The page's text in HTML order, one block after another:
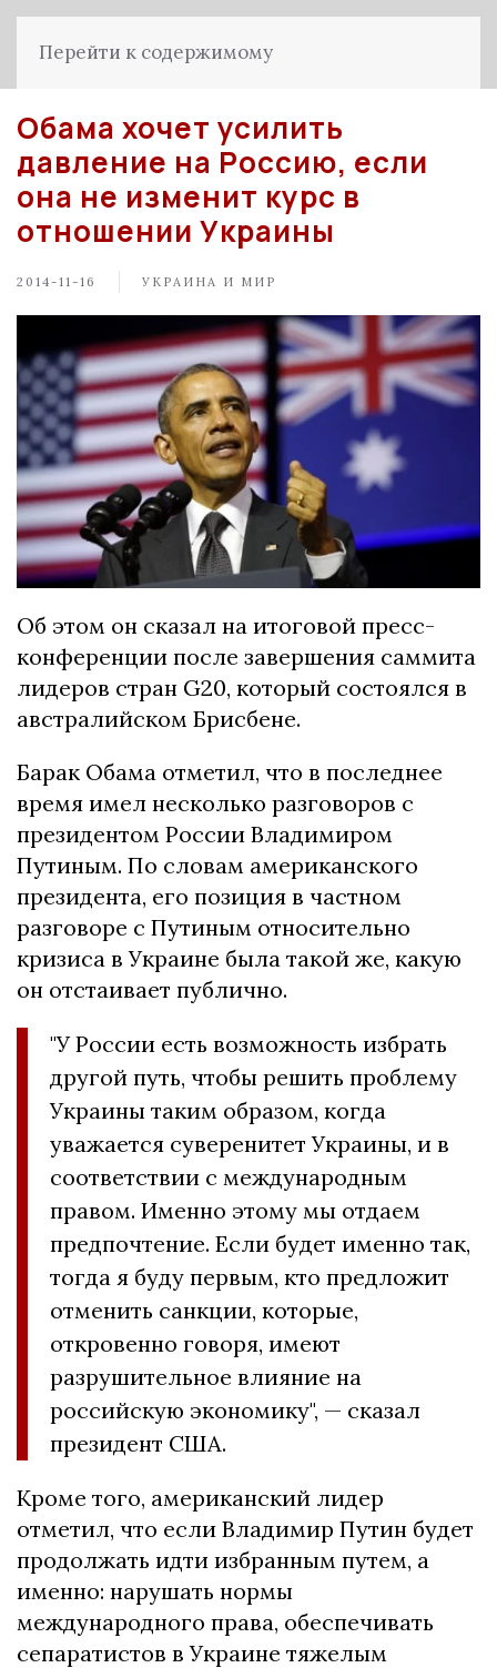
Перейти к содержимому
Обама хочет усилить
давление на Россию, если
она не изменит курс в
отношении Украины
2014-11-16 УКРАИНА И МИР
Об этом он сказал на итоговой пресс-
конференции после завершения саммита
лидеров стран G20, который состоялся в
австралийском Брисбене.
Барак Обама отметил, что в последнее
время имел несколько разговоров с
президентом России Владимиром
Путиным. По словам американского
президента, его позиция в частном
разговоре с Путиным относительно
кризиса в Украине была такой же, какую
он отстаивает публично.
"У России есть возможность избрать
другой путь, чтобы решить проблему
Украины таким образом, когда
уважается суверенитет Украины, и в
соответствии с международным
правом. Именно этому мы отдаем
предпочтение. Если будет именно так,
тогда я буду первым, кто предложит
отменить санкции, которые,
откровенно говоря, имеют
разрушительное влияние на
российскую экономику", — сказал
президент США.
Кроме того, американский лидер
отметил, что если Владимир Путин будет
продолжать идти избранным путем, а
именно: нарушать нормы
международного права, обеспечивать
сепаратистов в Украине тяжелым